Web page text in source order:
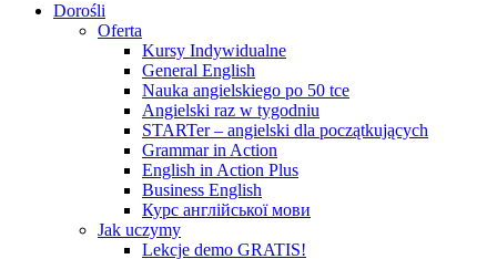
Dorośli
Oferta
Kursy Indywidualne
General English
Nauka angielskiego po 50 tce
Angielski raz w tygodniu
STARTer – angielski dla początkujących
Grammar in Action
English in Action Plus
Business English
Курс англійської мови
Jak uczymy
Lekcje demo GRATIS!